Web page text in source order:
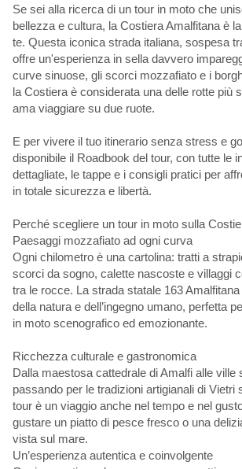
Se sei alla ricerca di un tour in moto che
bellezza e cultura, la Costiera Amalfitana è
te. Questa iconica strada italiana, sospesa
offre un'esperienza in sella davvero
curve sinuose, gli scorci mozzafiato e i
la Costiera è considerata una delle rotte più
ama viaggiare su due ruote.
E per vivere il tuo itinerario senza stress e
disponibile il Roadbook del tour, con tutte le
dettagliate, le tappe e i consigli pratici per
in totale sicurezza e libertà.
Perché scegliere un tour in moto sulla
Paesaggi mozzafiato ad ogni curva
Ogni chilometro è una cartolina: tratti a
scorci da sogno, calette nascoste e villaggi
tra le rocce. La strada statale 163
della natura e dell’ingegno umano, perfetta
in moto scenografico ed emozionante.
Ricchezza culturale e gastronomica
Dalla maestosa cattedrale di Amalfi alle ville
passando per le tradizioni artigianali di Vietri
tour è un viaggio anche nel tempo e nel
gustare un piatto di pesce fresco o una
vista sul mare.
Un’esperienza autentica e coinvolgente